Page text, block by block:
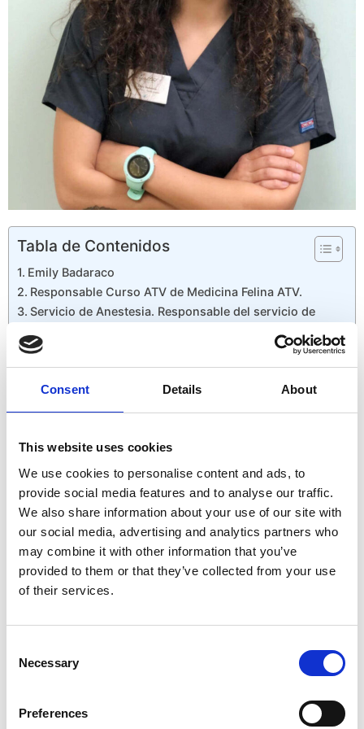
Consent Details About
This website uses cookies
We use cookies to personalise content and ads, to
provide social media features and to analyse our traffic.
We also share information about your use of our site with
our social media, advertising and analytics partners who
may combine it with other information that you’ve
provided to them or that they’ve collected from your use
of their services.
Selection
Necessary
Preferences
Tabla de Contenidos
Emily Badaraco
Responsable Curso ATV de Medicina Felina ATV.
Servicio de Anestesia. Responsable del servicio de
Emily Badaraco
Nutrición. Hospital Felino Gattos de Madrid.
Obtuvo el título de ATV en 2006 y comenzó su carrera profesional
dentro servicio de urgencias a domicilio y atención de animales
abandonados o accidentados en la vía pública y en centros de
protección animal, hasta 2011, momento en el que se une al equipo
del Hospital Felino Gattos, para dedicarse exclusivamente a la clínica
felina.
equipo de anestesistas desde 2016 y siendo responsable del
servicio de Nutrición desde 2012.
imparte formación para ATVs dentro y fuera del hospital,